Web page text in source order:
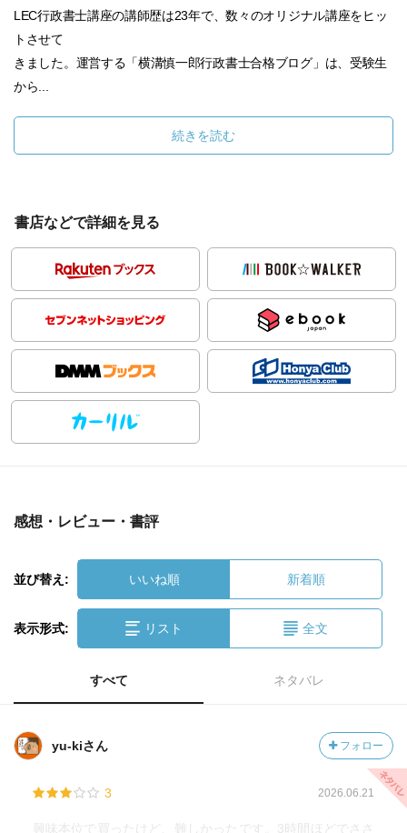
LEC行政書士講座の講師歴は23年で、数々のオリジナル講座をヒッ
トさせて
きました。運営する「横溝慎一郎行政書士合格ブログ」は、受験生
から...
続きを読む
書店などで詳細を見る
感想・レビュー・書評
並び替え: いいね順 新着順
表示形式: リスト 全文
すべて ネタバレ
yu-kiさん フォロー
3 2026.06.21
興味本位で買ったけど、難しかったです。3時間ほどでささ